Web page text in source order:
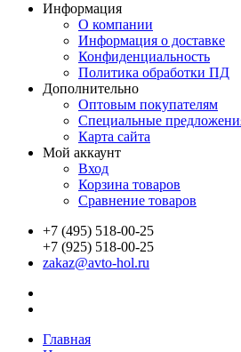
Информация
О компании
Информация о доставке
Конфиденциальность
Политика обработки ПД
Дополнительно
Оптовым покупателям
Специальные
Карта сайта
Мой аккаунт
Вход
Корзина товаров
Сравнение товаров
+7 (495) 518-00-25
+7 (925) 518-00-25
zakaz@avto-hol.ru
Главная